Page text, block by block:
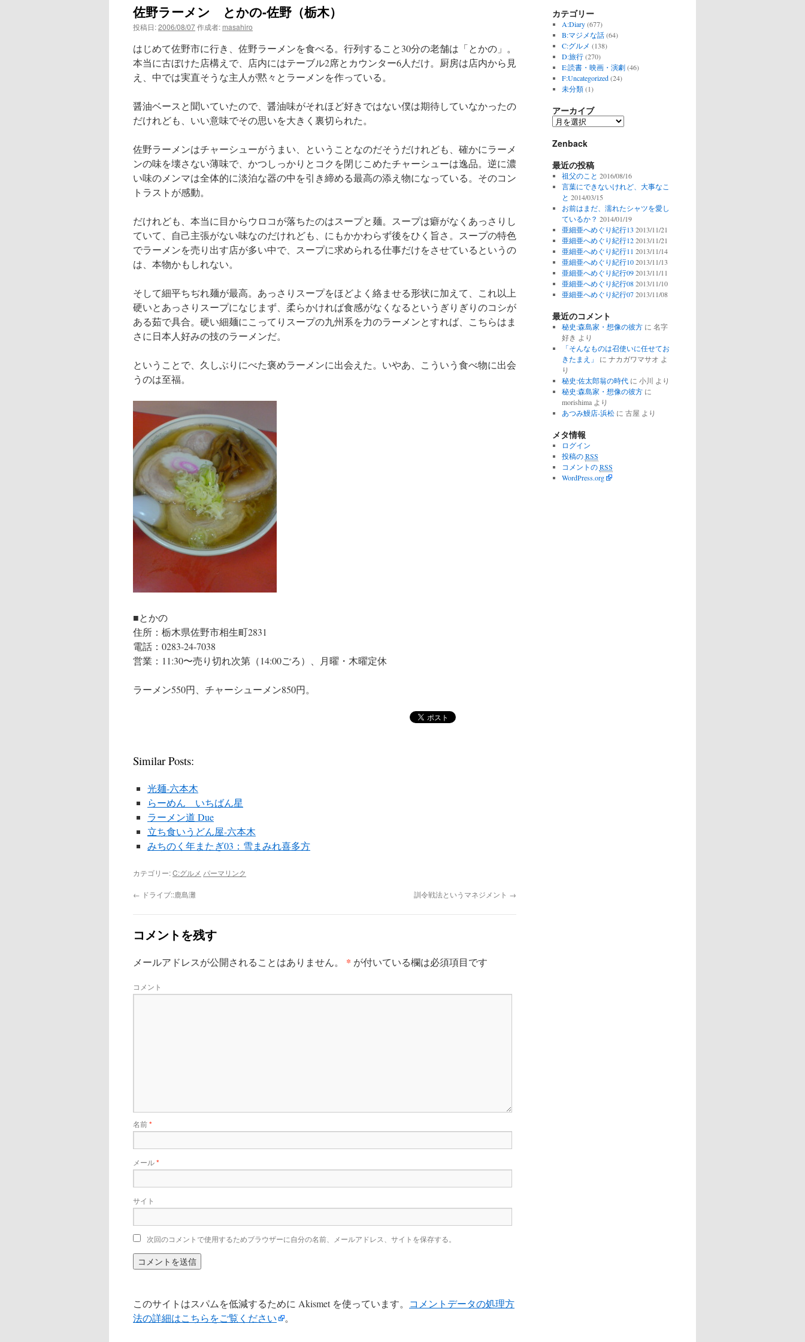
ン
へ
ス
キ
プ
佐野ラーメン とかの-佐野（栃木）
投稿日:2006/08/07作成者: masahiro
はじめて佐野市に行き、佐野ラーメンを食べる。行列すること30分の老舗は「とかの」。
本当に古ぼけた店構えで、店内にはテーブル2席とカウンター6人だけ。厨房は店内から見
え、中では実直そうな主人が黙々とラーメンを作っている。
醤油ベースと聞いていたので、醤油味がそれほど好きではない僕は期待していなかったの
だけれども、いい意味でその思いを大きく裏切られた。
佐野ラーメンはチャーシューがうまい、ということなのだそうだけれども、確かにラーメ
ンの味を壊さない薄味で、かつしっかりとコクを閉じこめたチャーシューは逸品。逆に濃
い味のメンマは全体的に淡泊な器の中を引き締める最高の添え物になっている。そのコン
トラストが感動。
だけれども、本当に目からウロコが落ちたのはスープと麺。スープは癖がなくあっさりし
ていて、自己主張がない味なのだけれども、にもかかわらず後をひく旨さ。スープの特色
でラーメンを売り出す店が多い中で、スープに求められる仕事だけをさせているというの
は、本物かもしれない。
そして細平ちぢれ麺が最高。あっさりスープをほどよく絡ませる形状に加えて、これ以上
硬いとあっさりスープになじまず、柔らかければ食感がなくなるというぎりぎりのコシが
ある茹で具合。硬い細麺にこってりスープの九州系を力のラーメンとすれば、こちらはま
さに日本人好みの技のラーメンだ。
ということで、久しぶりにべた褒めラーメンに出会えた。いやあ、こういう食べ物に出会
うのは至福。
■とかの
住所：栃木県佐野市相生町2831
電話：0283-24-7038
営業：11:30〜売り切れ次第（14:00ごろ）、月曜・木曜定休
ラーメン550円、チャーシューメン850円。
Similar Posts:
光麺-六本木
らーめん いちばん星
ラーメン道 Due
立ち食いうどん屋-六本木
みちのく年またぎ03：雪まみれ喜多方
カテゴリー:C:グルメ パーマリンク
← ドライブ::鹿島灘 訓令戦法というマネジメント →
コメントを残す
メールアドレスが公開されることはありません。 * が付いている欄は必須項目です
コメント
名前*
メール*
サイト
次回のコメントで使用するためブラウザーに自分の名前、メールアドレス、サイトを保存する。
このサイトはスパムを低減するために Akismet を使っています。 コメントデータの処理方
法の詳細はこちらをご覧ください
。
カテゴリー
A:Diary(677)
B:マジメな話(64)
C:グルメ (138)
D:旅行(270)
E:読書・映画・演劇(46)
F:Uncategorized(24)
未分類(1)
アーカイブ
ア
カ
ブ
Zenback
最近の投稿
祖父のこと 2016/08/16
言葉にできないけれど、大事なこ
と 2014/03/15
お前はまだ、濡れたシャツを愛し
ているか？ 2014/01/19
亜細亜へめぐり紀行13 2013/11/21
亜細亜へめぐり紀行12 2013/11/21
亜細亜へめぐり紀行11 2013/11/14
亜細亜へめぐり紀行10 2013/11/13
亜細亜へめぐり紀行09 2013/11/11
亜細亜へめぐり紀行08 2013/11/10
亜細亜へめぐり紀行07 2013/11/08
最近のコメント
秘史:森島家・想像の彼方に 名字
好き より
「そんなものは召使いに任せてお
きたまえ」
に ナカガワマサオ よ
り
秘史:佐太郎翁の時代に 小川 より
秘史:森島家・想像の彼方に
morishimaより
あつみ鰻店-浜松に 古屋 より
メタ情報
ログイン
投稿のRSS
コメントのRSS
WordPress.org